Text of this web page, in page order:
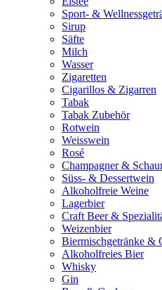
Sport- &
Sirup
Säfte
Milch
Wasser
Zigaretten
Cigarillos & Zigarren
Tabak
Tabak Zubehör
Rotwein
Weisswein
Rosé
Champagner &
Süss- & Dessertwein
Alkoholfreie Weine
Lagerbier
Craft Beer &
Weizenbier
Biermischgetränke &
Alkoholfreies Bier
Whisky
Gin